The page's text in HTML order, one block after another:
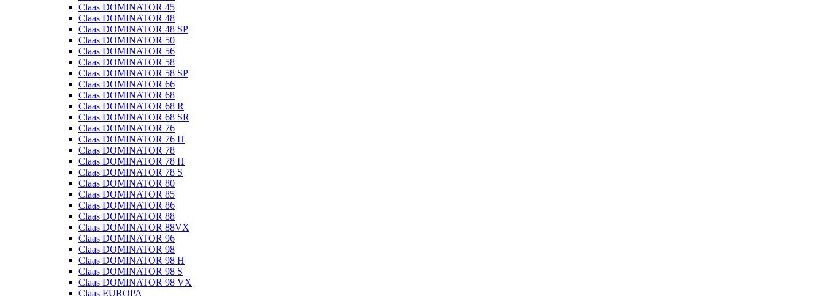
Claas DOMINATOR 45
Claas DOMINATOR 48
Claas DOMINATOR 48 SP
Claas DOMINATOR 50
Claas DOMINATOR 56
Claas DOMINATOR 58
Claas DOMINATOR 58 SP
Claas DOMINATOR 66
Claas DOMINATOR 68
Claas DOMINATOR 68 R
Claas DOMINATOR 68 SR
Claas DOMINATOR 76
Claas DOMINATOR 76 H
Claas DOMINATOR 78
Claas DOMINATOR 78 H
Claas DOMINATOR 78 S
Claas DOMINATOR 80
Claas DOMINATOR 85
Claas DOMINATOR 86
Claas DOMINATOR 88
Claas DOMINATOR 88VX
Claas DOMINATOR 96
Claas DOMINATOR 98
Claas DOMINATOR 98 H
Claas DOMINATOR 98 S
Claas DOMINATOR 98 VX
Claas EUROPA